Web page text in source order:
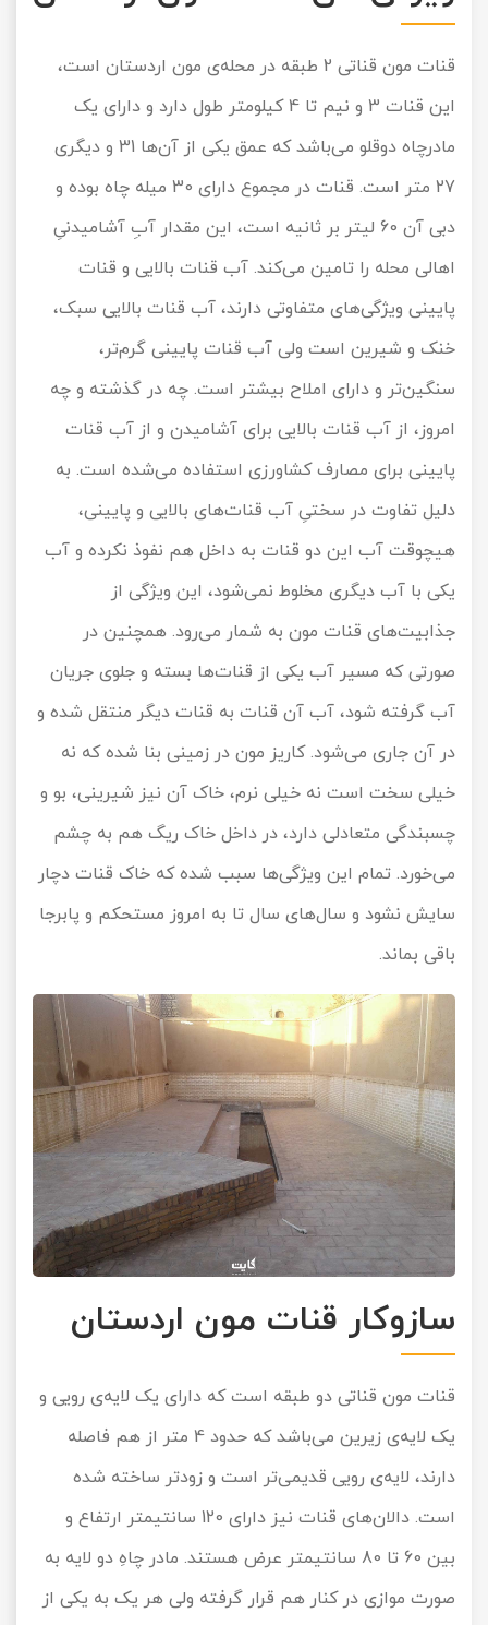
قنات مون قناتی 2 طبقه در محله‌ی مون اردستان است،
این قنات 3 و نیم تا 4 کیلومتر طول دارد و دارای یک
مادرچاه دوقلو می‌باشد که عمق یکی از آن‌ها 31 و دیگری
27 متر است. قنات در مجموع دارای 30 میله چاه بوده و
دبی آن 60 لیتر بر ثانیه است، این مقدار آبِ آشامیدنیِ
اهالی محله را تامین می‌کند. آب قنات بالایی و قنات
پایینی ویژگی‌های متفاوتی دارند، آب قنات بالایی سبک،
خنک و شیرین است ولی آب قنات پایینی گرم‌تر،
سنگین‌تر و دارای املاح بیشتر است. چه در گذشته و چه
امروز، از آب قنات بالایی برای آشامیدن و از آب قنات
پایینی برای مصارف کشاورزی استفاده می‌شده است. به
دلیل تفاوت در سختیِ آب قنات‌های بالایی و پایینی،
هیچوقت آب این دو قنات به داخل هم نفوذ نکرده و آب
یکی با آب دیگری مخلوط نمی‌شود، این ویژگی از
جذابیت‌های قنات مون به شمار می‌رود. همچنین در
صورتی که مسیر آب یکی از قنات‌ها بسته و جلوی جریان
آب گرفته شود، آب آن قنات به قنات دیگر منتقل شده و
در آن جاری می‌شود. کاریز مون در زمینی بنا شده که نه
خیلی سخت است نه خیلی نرم، خاک آن نیز شیرینی، بو و
چسبندگی متعادلی دارد، در داخل خاک ریگ هم به چشم
می‌خورد. تمام این ویژگی‌ها سبب شده که خاک قنات دچار
سایش نشود و سال‌های سال تا به امروز مستحکم و پابرجا
باقی بماند.
سازوکار قنات مون اردستان
قنات مون قناتی دو طبقه است که دارای یک لایه‌ی رویی و
یک لایه‌ی زیرین می‌باشد که حدود 4 متر از هم فاصله
دارند، لایه‌ی رویی قدیمی‌تر است و زودتر ساخته شده
است. دالان‌های قنات نیز دارای 120 سانتیمتر ارتفاع و
بین 60 تا 80 سانتیمتر عرض هستند. مادر چاهِ دو لایه به
صورت موازی در کنار هم قرار گرفته ولی هر یک به یکی از